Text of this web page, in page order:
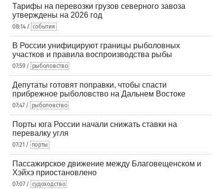
Тарифы на перевозки грузов северного завоза
утверждены на 2026 год
08:14 / события
В России унифицируют границы рыболовных
участков и правила воспроизводства рыбы
07:59 / рыболовство
Депутаты готовят поправки, чтобы спасти
прибрежное рыболовство на Дальнем Востоке
07:47 / рыболовство
Порты юга России начали снижать ставки на
перевалку угля
07:21 / порты
Пассажирское движение между Благовещенском и
Хэйхэ приостановлено
07:07 / судоходство